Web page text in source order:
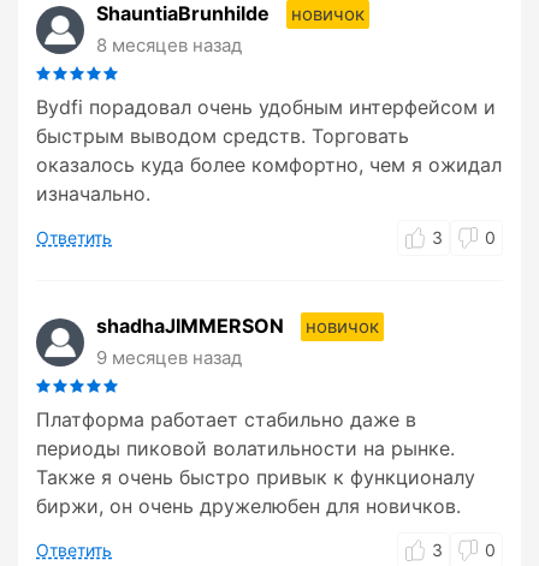
ShauntiaBrunhilde
новичок
8 месяцев назад
Bydfi порадовал очень удобным интерфейсом и
быстрым выводом средств. Торговать
оказалось куда более комфортно, чем я ожидал
изначально.
Ответить 3 0
shadhaJIMMERSON
новичок
9 месяцев назад
Платформа работает стабильно даже в
периоды пиковой волатильности на рынке.
Также я очень быстро привык к функционалу
биржи, он очень дружелюбен для новичков.
Ответить 3 0